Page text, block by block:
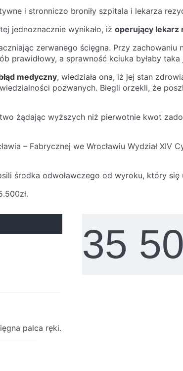
i stronniczo broniły szpitala i lekarza
jednoznacznie wynikało, iżoperujący lekarz
zerwanego ścięgna. Przy
prawidłowy, a sprawność kciuka byłaby
medyczny, wiedziała ona, iż jej stan
pozwanych. Biegli orzekli, że
żądając wyższych niż pierwotnie kwot
– Fabrycznej we Wrocławiu Wydział XIV
środka odwoławczego od wyroku, który się
35
palca ręki.